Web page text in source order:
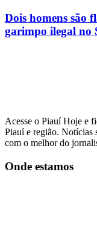
Dois homens são
garimpo ilegal no
Acesse o Piauí Hoje e
Piauí e região. Notícias
com o melhor do
Onde estamos